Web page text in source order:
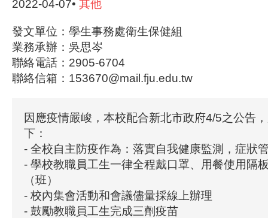
2022-04-07• 其他
發文單位：學生事務處衛生保健組
業務承辦：吳思岑
聯絡電話：2905-6704
聯絡信箱：153670@mail.fju.edu.tw
因應疫情嚴峻，本校配合新北市政府4/5之公告
下：
- 全校自主防疫作為：落實自我健康監測，症狀
- 學校教職員工生一律全程戴口罩、用餐使用隔
（班）
- 校內集會活動和會議儘量採線上辦理
- 鼓勵教職員工生完成三劑疫苗